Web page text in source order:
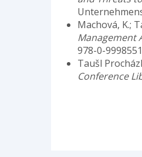
Machová, K.;
Management
978-0-
Taušl
Conference